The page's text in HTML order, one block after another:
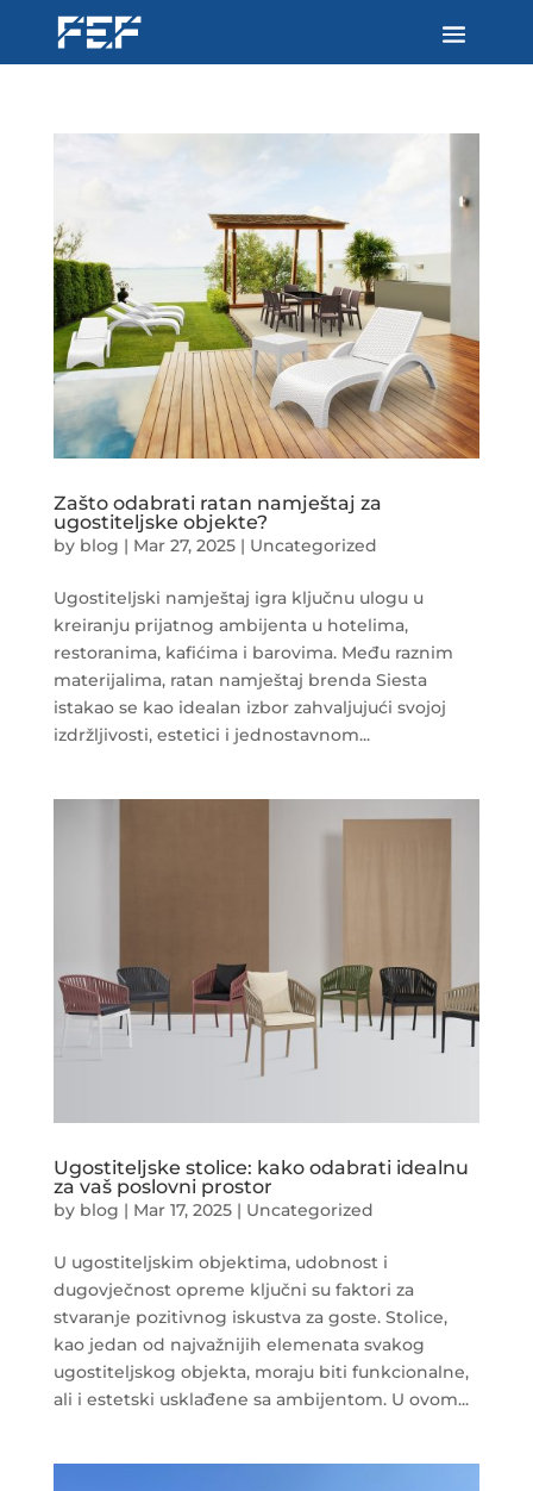
Zašto odabrati ratan namještaj za
ugostiteljske objekte?
by blog | Mar 27, 2025| Uncategorized
Ugostiteljski namještaj igra ključnu ulogu u
kreiranju prijatnog ambijenta u hotelima,
restoranima, kafićima i barovima. Među raznim
materijalima, ratan namještaj brenda Siesta
istakao se kao idealan izbor zahvaljujući svojoj
izdržljivosti, estetici i jednostavnom...
Ugostiteljske stolice: kako odabrati idealnu
za vaš poslovni prostor
by blog | Mar 17, 2025| Uncategorized
U ugostiteljskim objektima, udobnost i
dugovječnost opreme ključni su faktori za
stvaranje pozitivnog iskustva za goste. Stolice,
kao jedan od najvažnijih elemenata svakog
ugostiteljskog objekta, moraju biti funkcionalne,
ali i estetski usklađene sa ambijentom. U ovom...